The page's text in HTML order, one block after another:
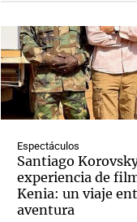
Espectáculos
Santiago
experiencia de
Kenia: un viaje
aventura